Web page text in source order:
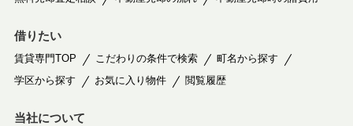
借りたい
賃貸専門TOP こだわりの条件で検索
町名から探す
学区から探す
お気に入り物件 閲覧履歴
当社について